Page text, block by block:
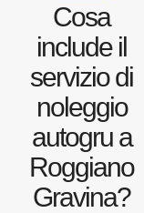
Cosa
include il
servizio di
noleggio
autogru a
Roggiano
Gravina?